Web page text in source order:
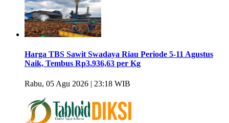
Harga TBS Sawit Swadaya Riau Periode 5-11 Agustus
Naik, Tembus Rp3.936,63 per Kg
Rabu, 05 Agu 2026 | 23:18 WIB